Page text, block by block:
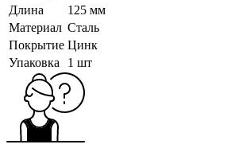
Длина
125 мм
Материал Сталь
Покрытие Цинк
Упаковка
1 шт